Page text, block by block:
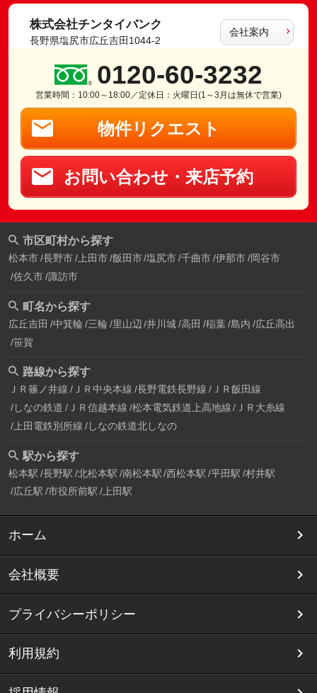
株式会社チンタイバンク
長野県塩尻市広丘吉田1044-2
会社案内
0120-60-3232
営業時間：10:00～18:00／定休日：火曜日(1～3月は無休で営業)
物件リクエスト
お問い合わせ・来店予約
市区町村から探す
松本市 長野市 上田市 飯田市 塩尻市 千曲市 伊那市 岡谷市
佐久市 諏訪市
町名から探す
広丘吉田 中箕輪 三輪 里山辺 井川城 高田 稲葉 島内 広丘高出
笹賀
路線から探す
ＪＲ篠ノ井線 ＪＲ中央本線 長野電鉄長野線 ＪＲ飯田線
しなの鉄道 ＪＲ信越本線 松本電気鉄道上高地線
ＪＲ大糸線
上田電鉄別所線 しなの鉄道北しなの
駅から探す
松本駅 長野駅 北松本駅 南松本駅 西松本駅 平田駅 村井駅
広丘駅 市役所前駅 上田駅
ホーム
会社概要
プライバシーポリシー
利用規約